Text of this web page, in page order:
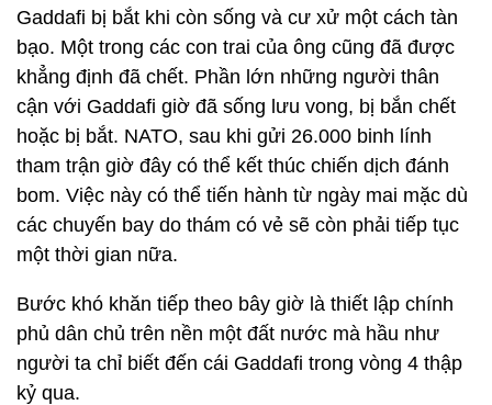
Gaddafi bị bắt khi còn sống và cư xử một cách tàn
bạo. Một trong các con trai của ông cũng đã được
khẳng định đã chết. Phần lớn những người thân
cận với Gaddafi giờ đã sống lưu vong, bị bắn chết
hoặc bị bắt. NATO, sau khi gửi 26.000 binh lính
tham trận giờ đây có thể kết thúc chiến dịch đánh
bom. Việc này có thể tiến hành từ ngày mai mặc dù
các chuyến bay do thám có vẻ sẽ còn phải tiếp tục
một thời gian nữa.
Bước khó khăn tiếp theo bây giờ là thiết lập chính
phủ dân chủ trên nền một đất nước mà hầu như
người ta chỉ biết đến cái Gaddafi trong vòng 4 thập
kỷ qua.